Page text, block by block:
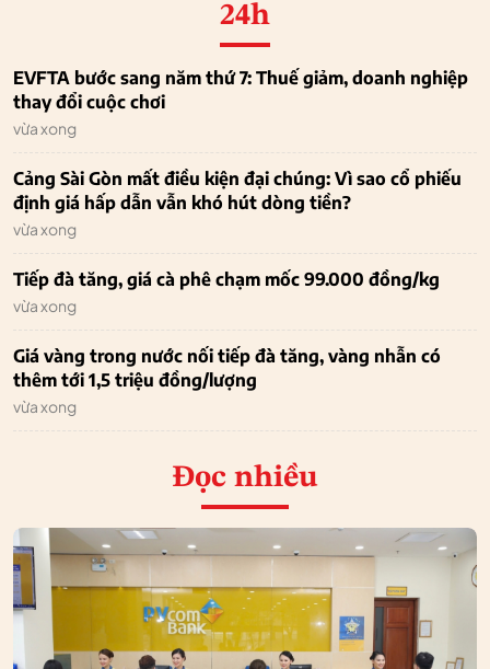
24h
EVFTA bước sang năm thứ 7: Thuế giảm, doanh nghiệp
thay đổi cuộc chơi
vừa xong
Cảng Sài Gòn mất điều kiện đại chúng: Vì sao cổ phiếu
định giá hấp dẫn vẫn khó hút dòng tiền?
vừa xong
Tiếp đà tăng, giá cà phê chạm mốc 99.000 đồng/kg
vừa xong
Giá vàng trong nước nối tiếp đà tăng, vàng nhẫn có
thêm tới 1,5 triệu đồng/lượng
vừa xong
Đọc nhiều